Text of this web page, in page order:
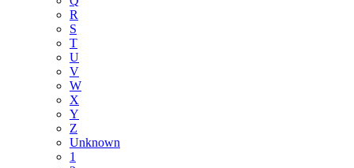
R
S
T
U
V
W
X
Y
Z
Unknown
1